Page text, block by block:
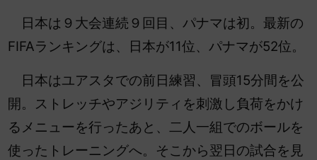
日本は９大会連続９回目、パナマは初。最新の
FIFAランキングは、日本が11位、パナマが52位。
日本はユアスタでの前日練習、冒頭15分間を公
開。ストレッチやアジリティを刺激し負荷をかけ
るメニューを行ったあと、二人一組でのボールを
使ったトレーニングへ。そこから翌日の試合を見